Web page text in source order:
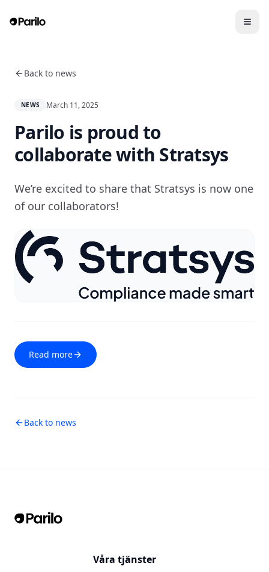
Back to news
NEWS March 11, 2025
Parilo is proud to
collaborate with Stratsys
We’re excited to share that Stratsys is now one
of our collaborators!
Read more
Back to news
Våra tjänster